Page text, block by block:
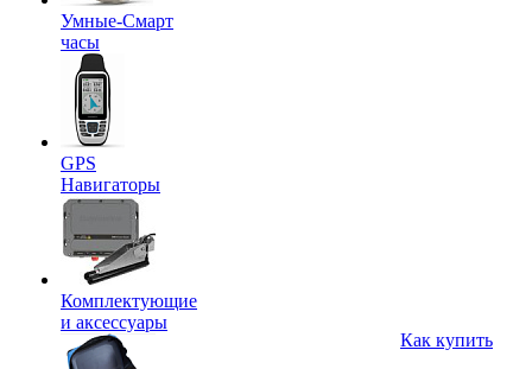
Умные-Смарт
часы
GPS
Навигаторы
Комплектующие
и аксессуары
Как купить